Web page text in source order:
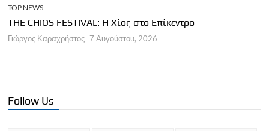
TOP NEWS
THE CHIOS FESTIVAL: Η Χίος στο Επίκεντρο
Γιώργος Καραχρήστος 7 Αυγούστου, 2026
Follow Us